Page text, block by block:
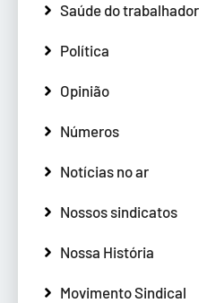
Saúde do trabalhador
Política
Opinião
Números
Notícias no ar
Nossos sindicatos
Nossa História
Movimento Sindical